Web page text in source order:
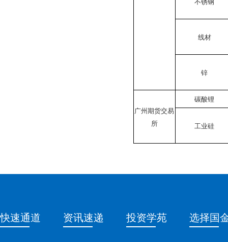
线材
锌
广州期货交易
所
碳酸锂
工业硅
快速通道 资讯速递 投资学苑 选择国